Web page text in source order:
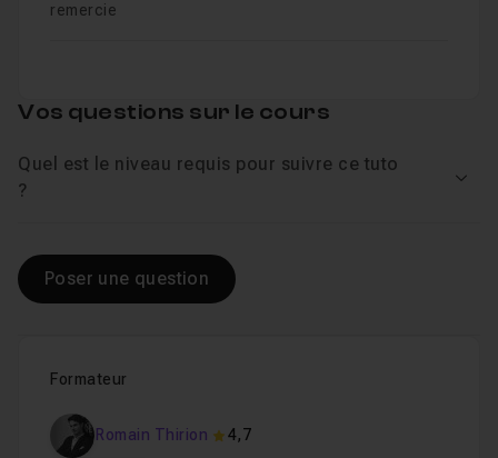
remercie
Formateur
Romain Thirion 4,7
Vos questions sur le cours
Quel est le niveau requis pour suivre ce tuto
?
Poser une question